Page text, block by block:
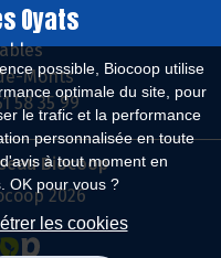
possible, Biocoop utilise
optimale du site, pour
le trafic et la performance
personnalisée en toute
à tout moment en
OK pour vous ?
les cookies
Oyats
Monts
58 35 99
Biocoop
2026